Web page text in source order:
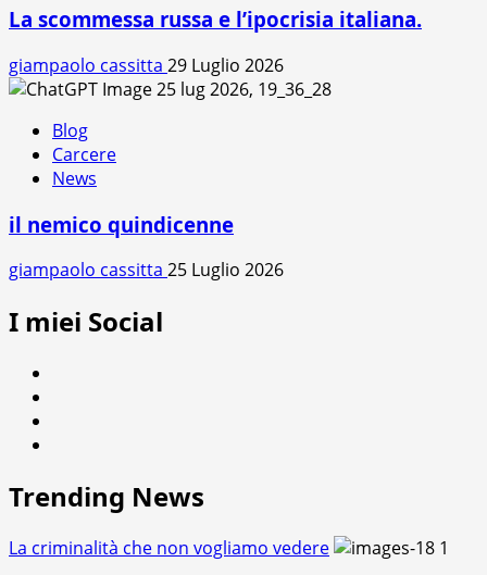
La scommessa russa e l’ipocrisia italiana.
giampaolo cassitta 29 Luglio 2026
Blog
Carcere
News
il nemico quindicenne
giampaolo cassitta 25 Luglio 2026
I miei Social
Trending News
La criminalità che non vogliamo vedere
1